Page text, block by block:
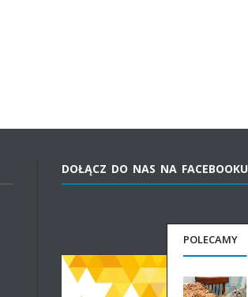
POLECAMY
DOŁĄCZ DO NAS NA FACEBOOKU